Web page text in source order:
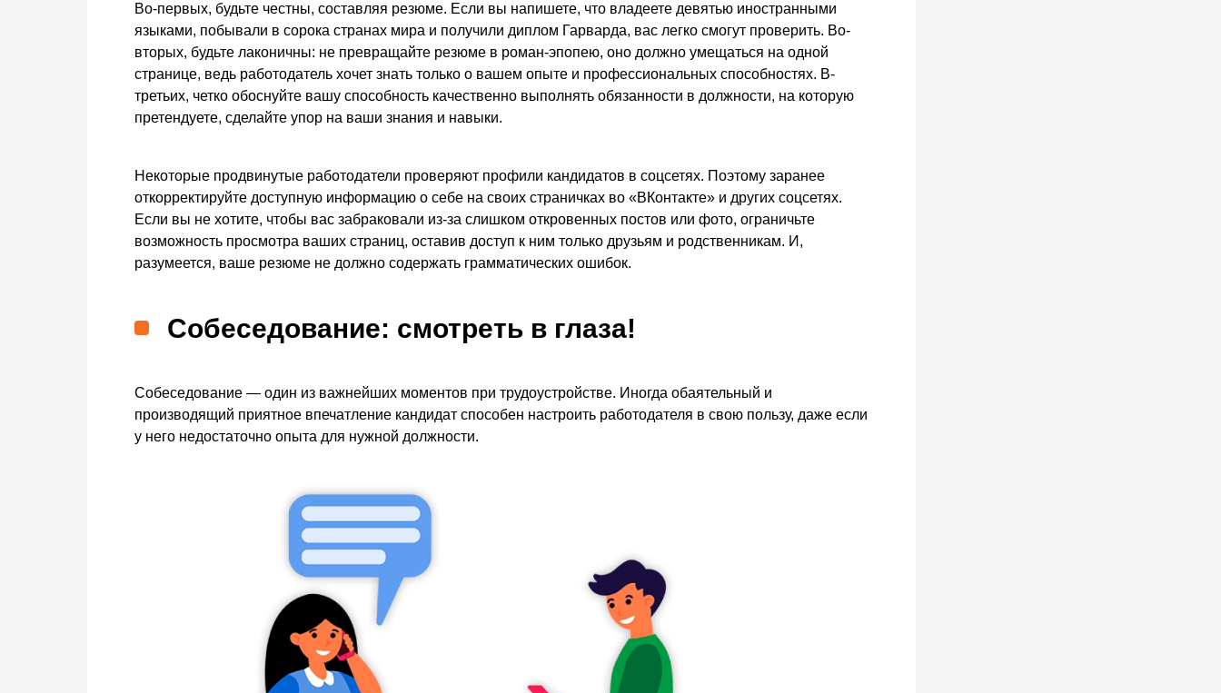
Во-первых, будьте честны, составляя резюме. Если вы напишете, что владеете девятью иностранными
языками, побывали в сорока странах мира и получили диплом Гарварда, вас легко смогут проверить. Во-
вторых, будьте лаконичны: не превращайте резюме в роман-эпопею, оно должно умещаться на одной
странице, ведь работодатель хочет знать только о вашем опыте и профессиональных способностях. В-
третьих, четко обоснуйте вашу способность качественно выполнять обязанности в должности, на которую
претендуете, сделайте упор на ваши знания и навыки.
Некоторые продвинутые работодатели проверяют профили кандидатов в соцсетях. Поэтому заранее
откорректируйте доступную информацию о себе на своих страничках во «ВКонтакте» и других соцсетях.
Если вы не хотите, чтобы вас забраковали из-за слишком откровенных постов или фото, ограничьте
возможность просмотра ваших страниц, оставив доступ к ним только друзьям и родственникам. И,
разумеется, ваше резюме не должно содержать грамматических ошибок.
Собеседование: смотреть в глаза!
Собеседование — один из важнейших моментов при трудоустройстве. Иногда обаятельный и
производящий приятное впечатление кандидат способен настроить работодателя в свою пользу, даже если
у него недостаточно опыта для нужной должности.